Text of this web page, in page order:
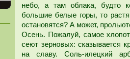
небо, а там облака, будто
большие белые горы, то
остановятся? А может,
Осень. Пожалуй, самое
сеют зерновых: сказывается
на славу. Соль-илецкий